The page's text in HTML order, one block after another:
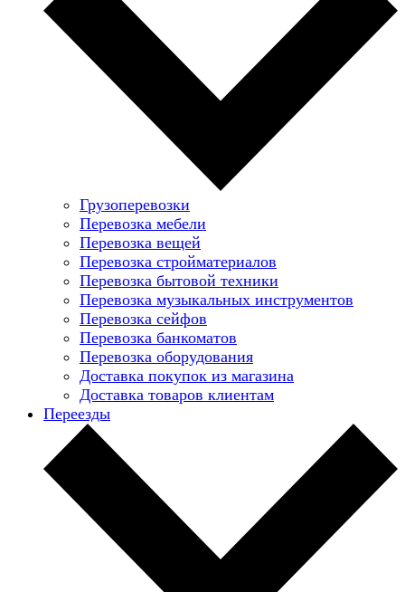
Грузоперевозки
Перевозка мебели
Перевозка вещей
Перевозка стройматериалов
Перевозка бытовой техники
Перевозка музыкальных инструментов
Перевозка сейфов
Перевозка банкоматов
Перевозка оборудования
Доставка покупок из магазина
Доставка товаров клиентам
Переезды